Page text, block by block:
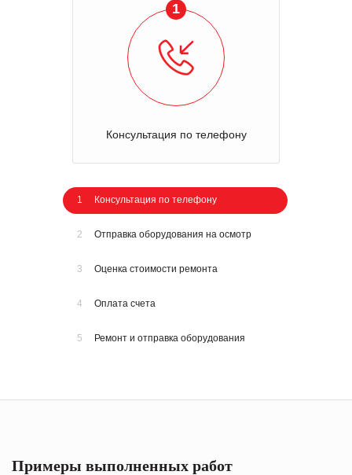
1
Консультация по телефону
1 Консультация по телефону
2 Отправка оборудования на осмотр
3 Оценка стоимости ремонта
4 Оплата счета
5 Ремонт и отправка оборудования
Примеры выполненных работ